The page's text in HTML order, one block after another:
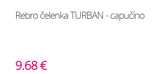
Rebro čelenka TURBAN - capučíno
9.68 €